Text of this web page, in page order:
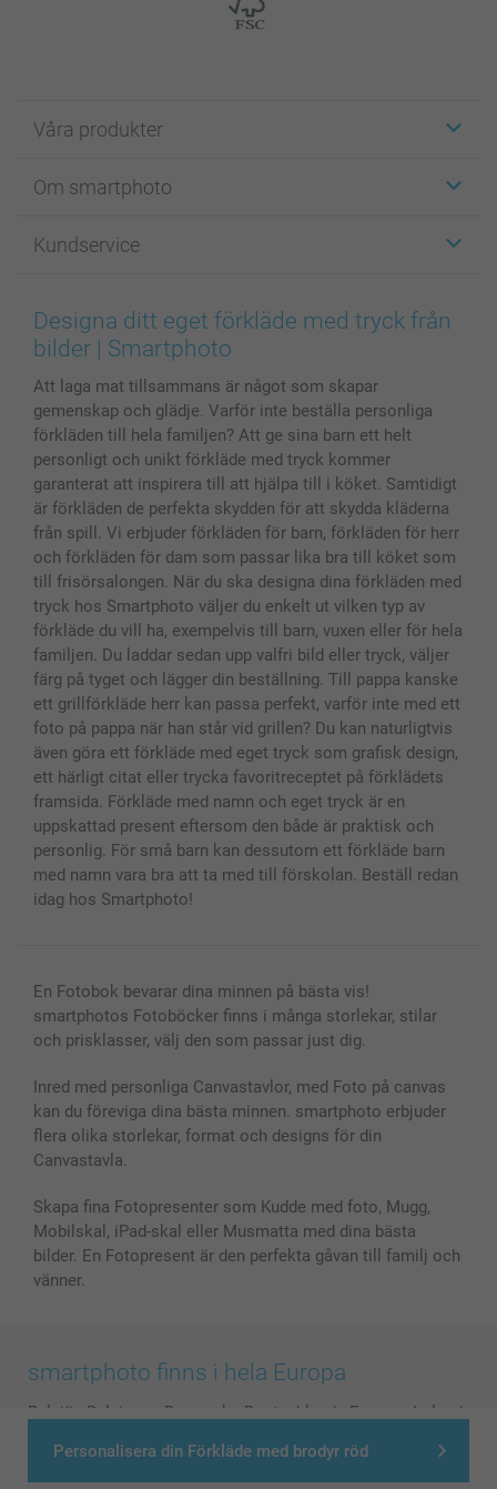
Personalisera din Förkläde med brodyr röd
Våra produkter
Fotokort
Fotoböcker
Bilder, Fotoförstoring & Fotohäften
Skal till Mobil & Surfplatta
Fotoalmanackor & Fotoagenda
Fotoramar & Tillbehör
Presentkort
Alla fotoprodukter
Om smartphoto
För affiliates
Cookie Policy
Sitemap
Investor Relations
Kundservice
smartgaranti
smartbonus
Status på beställningar
Designa ditt eget förkläde med tryck från
bilder | Smartphoto
Att laga mat tillsammans är något som skapar
gemenskap och glädje. Varför inte beställa personliga
förkläden till hela familjen? Att ge sina barn ett helt
personligt och unikt förkläde med tryck kommer
garanterat att inspirera till att hjälpa till i köket. Samtidigt
är förkläden de perfekta skydden för att skydda kläderna
från spill. Vi erbjuder förkläden för barn, förkläden för herr
och förkläden för dam som passar lika bra till köket som
till frisörsalongen. När du ska designa dina förkläden med
tryck hos Smartphoto väljer du enkelt ut vilken typ av
förkläde du vill ha, exempelvis till barn, vuxen eller för hela
familjen. Du laddar sedan upp valfri bild eller tryck, väljer
färg på tyget och lägger din beställning. Till pappa kanske
ett grillförkläde herr kan passa perfekt, varför inte med ett
foto på pappa när han står vid grillen? Du kan naturligtvis
även göra ett förkläde med eget tryck som grafisk design,
ett härligt citat eller trycka favoritreceptet på förklädets
framsida. Förkläde med namn och eget tryck är en
uppskattad present eftersom den både är praktisk och
personlig. För små barn kan dessutom ett förkläde barn
med namn vara bra att ta med till förskolan. Beställ redan
idag hos Smartphoto!
En Fotobok bevarar dina minnen på bästa vis!
smartphotos Fotoböcker finns i många storlekar, stilar
och prisklasser, välj den som passar just dig.
Inred med personliga Canvastavlor, med Foto på canvas
kan du föreviga dina bästa minnen. smartphoto erbjuder
flera olika storlekar, format och designs för din
Canvastavla.
Skapa fina Fotopresenter som Kudde med foto, Mugg,
Mobilskal, iPad-skal eller Musmatta med dina bästa
bilder. En Fotopresent är den perfekta gåvan till familj och
vänner.
smartphoto finns i hela Europa
België Belgique Danmark Deutschland France
Ireland
Nederland - Norge Österreich Schweiz Suisse